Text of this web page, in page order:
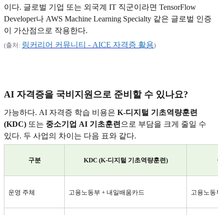
이다. 글로벌 기업 또는 외국계 IT 직군이라면 TensorFlow
Developer나 AWS Machine Learning Specialty 같은 글로벌 인증
이 가산점으로 작용한다.
(출처: 링커리어 커뮤니티 - AICE 자격증 활용)
AI 자격증을 국비지원으로 준비할 수 있나요?
가능하다. AI 자격증 학습 비용은 K-디지털 기초역량훈련
(KDC) 또는 중소기업 AI 기초훈련 으로 부담을 크게 줄일 수
있다. 두 사업의 차이는 다음 표와 같다.
구분 KDC (K-디지털 기초역량훈련)
운영 주체 고용노동부 + 내일배움카드 고용노동